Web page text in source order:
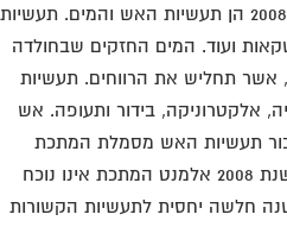
התעשיות שפחות ישגשגו בשנת 2008 הן תעשיות האש והמים. תעשיות
ועוד. המים החזקים שבחולדה
תחליש את הרווחים. תעשיות
אלקטרוניקה, בידור ותעופה. אש
תעשיות האש מסמלת המתכת
כסף והאדמה מסמלת יצרנות. בשנת 2008 אלמנט המתכת אינו נוכח
חלשה יחסית לתעשיות הקשורות